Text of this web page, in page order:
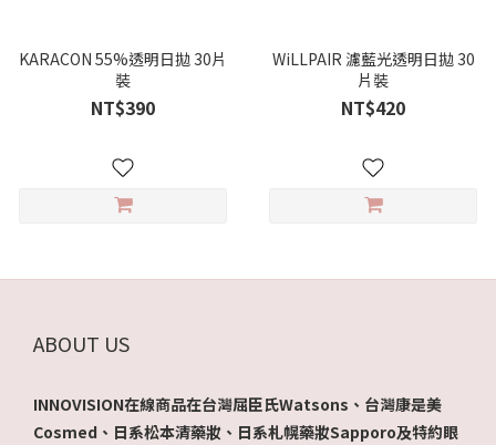
KARACON 55%透明日拋 30片
裝
NT$390
WiLLPAIR 濾藍光透明日拋 30
片裝
NT$420
ABOUT US
INNOVISION在線商品在台灣屈臣氏Watsons、台灣康是美
Cosmed、日系松本清藥妝、日系札幌藥妝Sapporo及特約眼